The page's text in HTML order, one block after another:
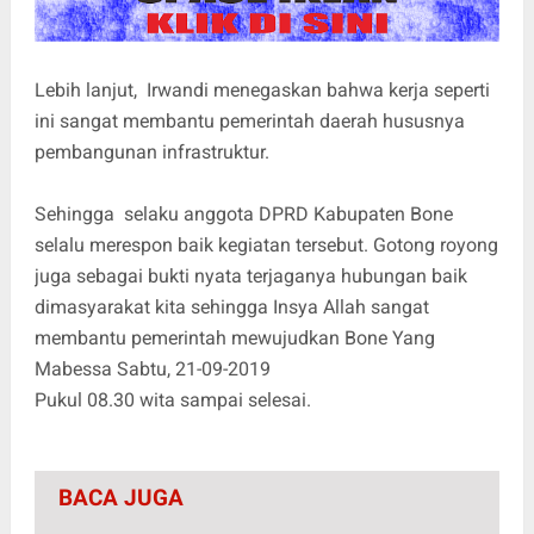
Lebih lanjut, Irwandi menegaskan bahwa kerja seperti
ini sangat membantu pemerintah daerah hususnya
pembangunan infrastruktur.
Sehingga selaku anggota DPRD Kabupaten Bone
selalu merespon baik kegiatan tersebut. Gotong royong
juga sebagai bukti nyata terjaganya hubungan baik
dimasyarakat kita sehingga Insya Allah sangat
membantu pemerintah mewujudkan Bone Yang
Mabessa Sabtu, 21-09-2019
Pukul 08.30 wita sampai selesai.
BACA JUGA